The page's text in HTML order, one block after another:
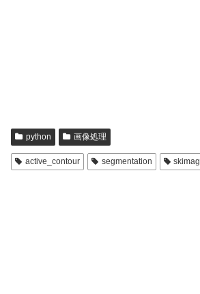
python 画像処理
active_contour segmentation